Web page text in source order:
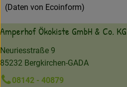
(Daten von Ecoinform)
Amperhof Ökokiste GmbH & Co. KG
Neuriesstraße 9
85232 Bergkirchen-GADA
08142 - 40879